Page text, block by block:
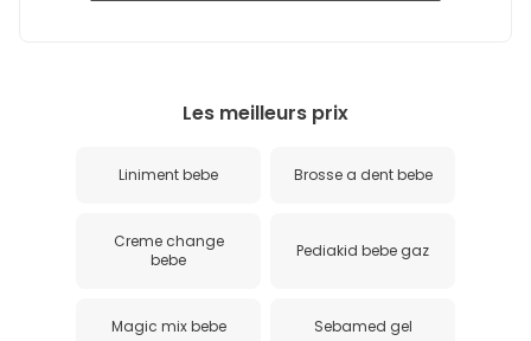
Les meilleurs prix
Liniment bebe Brosse a dent bebe
Creme change
bebe
Pediakid bebe gaz
Magic mix bebe Sebamed gel